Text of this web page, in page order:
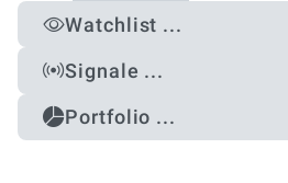
Watchlist ...
Signale ...
Portfolio ...